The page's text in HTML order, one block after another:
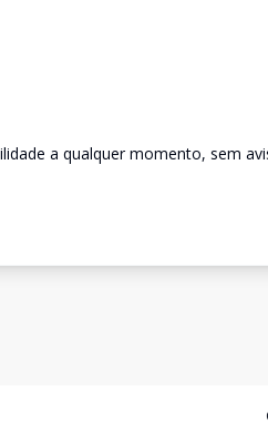
a qualquer momento, sem